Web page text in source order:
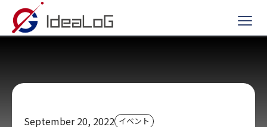
News
Company
September 20, 2022 イベント